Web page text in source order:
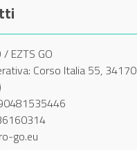
/ EZTS GO
Corso Italia 55, 34170
go.eu